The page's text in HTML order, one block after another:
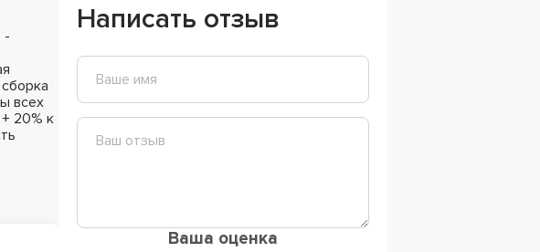
-
всех
20% к
Написать отзыв
Ваша оценка